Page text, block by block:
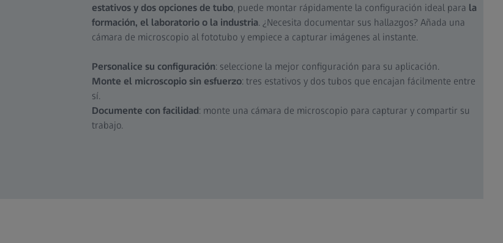
estativos y dos opciones de tubo, puede montar rápidamente la configuración ideal para la
formación, el laboratorio o la industria. ¿Necesita documentar sus hallazgos? Añada una
cámara de microscopio al fototubo y empiece a capturar imágenes al instante.
Personalice su configuración: seleccione la mejor configuración para su aplicación.
Monte el microscopio sin esfuerzo: tres estativos y dos tubos que encajan fácilmente entre
sí.
Documente con facilidad: monte una cámara de microscopio para capturar y compartir su
trabajo.